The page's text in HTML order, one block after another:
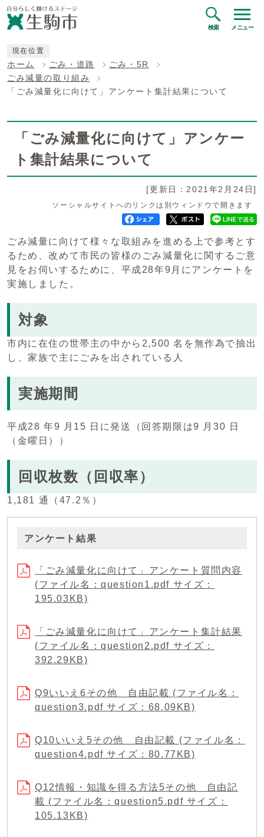
検索 メニュー
現在位置
ホーム ごみ・道路
ごみ・5R
ごみ減量の取り組み
「ごみ減量化に向けて」アンケート集計結果について
「ごみ減量化に向けて」アンケー
ト集計結果について
[更新日：2021年2月24日]
ソーシャルサイトへのリンクは別ウィンドウで開きます
ごみ減量に向けて様々な取組みを進める上で参考とす
るため、改めて市民の皆様のごみ減量化に関するご意
見をお伺いするために、平成28年9月にアンケートを
実施しました。
対象
市内に在住の世帯主の中から2,500 名を無作為で抽出
し、家族で主にごみを出されている人
実施期間
平成28 年9 月15 日に発送（回答期限は9 月30 日
（金曜日））
回収枚数（回収率）
1,181 通（47.2％）
アンケート結果
「ごみ減量化に向けて」アンケート質問内容
(ファイル名：question1.pdf サイズ：
195.03KB)
「ごみ減量化に向けて」アンケート集計結果
(ファイル名：question2.pdf サイズ：
392.29KB)
Q9いいえ6その他 自由記載 (ファイル名：
question3.pdf サイズ：68.09KB)
Q10いいえ5その他 自由記載 (ファイル名：
question4.pdf サイズ：80.77KB)
Q12情報・知識を得る方法5その他 自由記
載 (ファイル名：question5.pdf サイズ：
105.13KB)